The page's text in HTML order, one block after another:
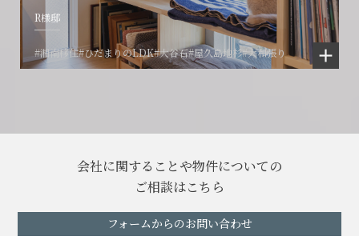
R様邸
#湘南移住#ひだまりのLDK#大谷石#屋久島地杉#大和張り
会社に関することや物件についての
ご相談はこちら
フォームからのお問い合わせ